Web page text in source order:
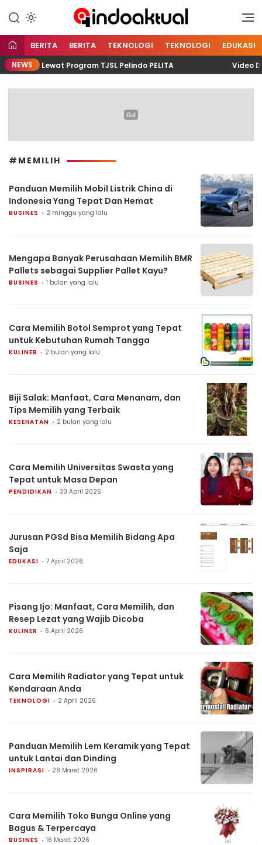
Indoaktual
Indonesia Aktual
BERITA BERITA TEKNOLOGI TEKNOLOGI EDUKASI
NEWSLewat Program TJSL Pelindo PELITA Video
#MEMILIH
Panduan Memilih Mobil Listrik China di
Indonesia Yang Tepat Dan Hemat
BUSINES 2 minggu yang lalu
Mengapa Banyak Perusahaan Memilih BMR
Pallets sebagai Supplier Pallet Kayu?
BUSINES 1 bulan yang lalu
Cara Memilih Botol Semprot yang Tepat
untuk Kebutuhan Rumah Tangga
KULINER 2 bulan yang lalu
Biji Salak: Manfaat, Cara Menanam, dan
Tips Memilih yang Terbaik
KESEHATAN 2 bulan yang lalu
Cara Memilih Universitas Swasta yang
Tepat untuk Masa Depan
PENDIDIKAN 30 April 2026
Jurusan PGSd Bisa Memilih Bidang Apa
Saja
EDUKASI 7 April 2026
Pisang Ijo: Manfaat, Cara Memilih, dan
Resep Lezat yang Wajib Dicoba
KULINER 6 April 2026
Cara Memilih Radiator yang Tepat untuk
Kendaraan Anda
TEKNOLOGI 2 April 2026
Panduan Memilih Lem Keramik yang Tepat
untuk Lantai dan Dinding
INSPIRASI 28 Maret 2026
Cara Memilih Toko Bunga Online yang
Bagus & Terpercaya
BUSINES 16 Maret 2026